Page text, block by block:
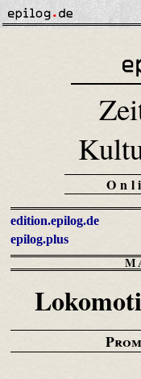
edition.epilog.de
epilog.plus